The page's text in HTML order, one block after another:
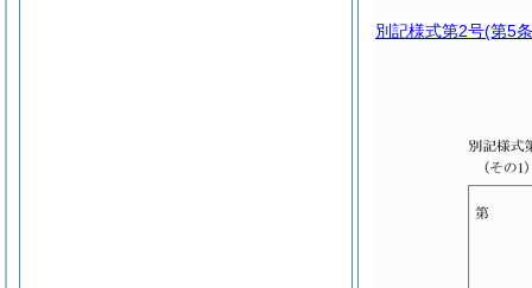
別記様式第2号(第5